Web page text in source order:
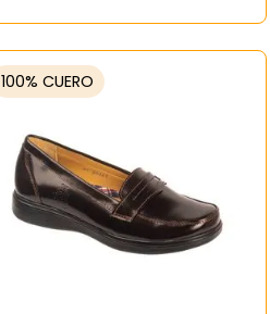
100% CUERO